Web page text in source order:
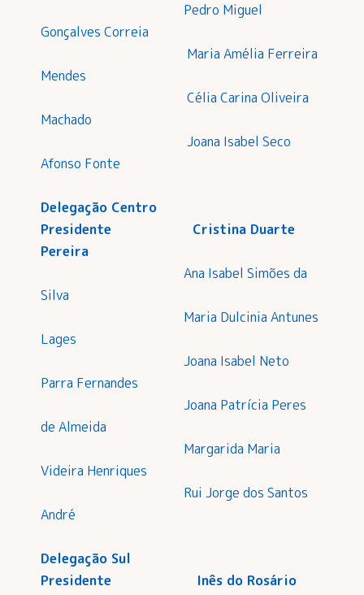
Pedro Miguel
Gonçalves Correia
Maria Amélia Ferreira
Mendes
Célia Carina Oliveira
Machado
Joana Isabel Seco
Afonso Fonte
Delegação Centro
Presidente Cristina Duarte
Pereira
Ana Isabel Simões da
Silva
Maria Dulcinia Antunes
Lages
Joana Isabel Neto
Parra Fernandes
Joana Patrícia Peres
de Almeida
Margarida Maria
Videira Henriques
Rui Jorge dos Santos
André
Delegação Sul
Presidente Inês do Rosário